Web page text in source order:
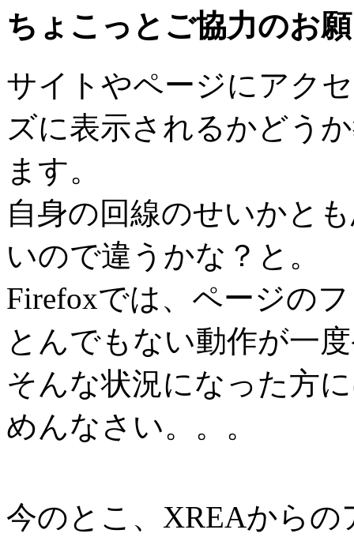
ちょこっとご協力のお
サイトやページにアク
ズに表示されるかどう
ます。
自身の回線のせいかと
いので違うかな？と。
Firefoxでは、ページの
とんでもない動作が一
そんな状況になった方
めんなさい。。。
今のとこ、XREAから